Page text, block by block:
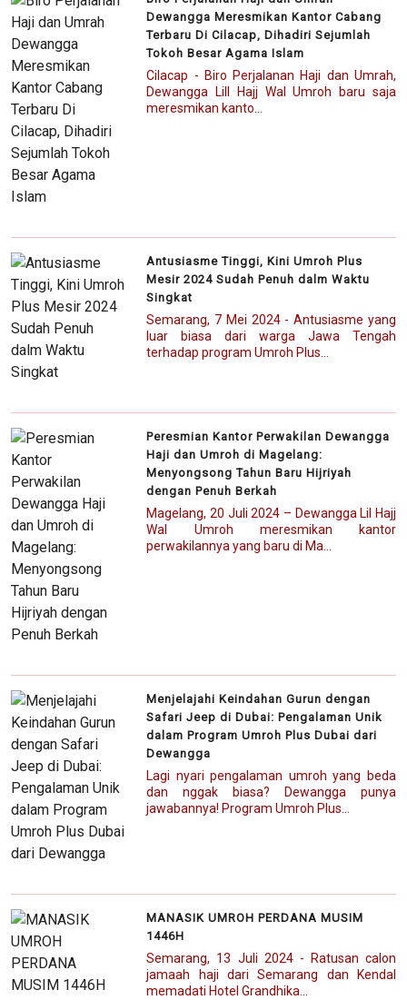
Dewangga Meresmikan Kantor Cabang
Terbaru Di Cilacap, Dihadiri Sejumlah
Tokoh Besar Agama Islam
Cilacap - Biro Perjalanan Haji dan Umrah,
Dewangga Lill Hajj Wal Umroh baru saja
meresmikan kanto...
Antusiasme Tinggi, Kini Umroh Plus
Mesir 2024 Sudah Penuh dalm Waktu
Singkat
Semarang, 7 Mei 2024 - Antusiasme yang
luar biasa dari warga Jawa Tengah
terhadap program Umroh Plus...
Peresmian Kantor Perwakilan Dewangga
Haji dan Umroh di Magelang:
Menyongsong Tahun Baru Hijriyah
dengan Penuh Berkah
Magelang, 20 Juli 2024 – Dewangga Lil Hajj
Wal Umroh meresmikan kantor
perwakilannya yang baru di Ma...
Menjelajahi Keindahan Gurun dengan
Safari Jeep di Dubai: Pengalaman Unik
dalam Program Umroh Plus Dubai dari
Dewangga
Lagi nyari pengalaman umroh yang beda
dan nggak biasa? Dewangga punya
jawabannya! Program Umroh Plus...
MANASIK UMROH PERDANA MUSIM
1446H
Semarang, 13 Juli 2024 - Ratusan calon
jamaah haji dari Semarang dan Kendal
memadati Hotel Grandhika...